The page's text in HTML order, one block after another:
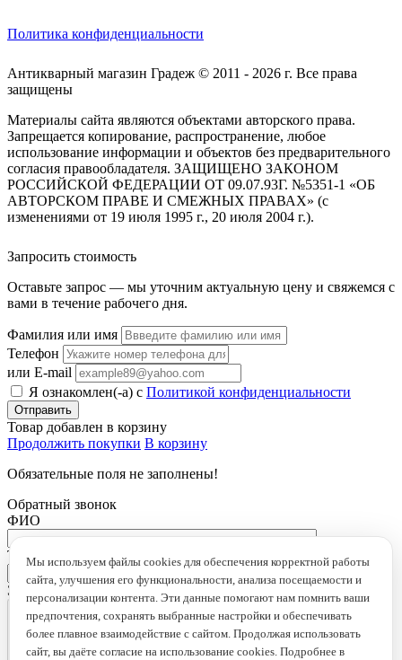
Политика конфиденциальности
Антикварный магазин Градеж © 2011 - 2026 г. Все права
защищены
Материалы сайта являются объектами авторского права.
Запрещается копирование, распространение, любое
использование информации и объектов без предварительного
согласия правообладателя. ЗАЩИЩЕНО ЗАКОНОМ
РОССИЙСКОЙ ФЕДЕРАЦИИ ОТ 09.07.93Г. №5351-1 «ОБ
АВТОРСКОМ ПРАВЕ И СМЕЖНЫХ ПРАВАХ» (с
изменениями от 19 июля 1995 г., 20 июля 2004 г.).
Мы используем файлы cookies для обеспечения корректной работы
сайта, улучшения его функциональности, анализа посещаемости и
персонализации контента. Эти данные помогают нам помнить ваши
предпочтения, сохранять выбранные настройки и обеспечивать
более плавное взаимодействие с сайтом. Продолжая использовать
сайт, вы даёте согласие на использование cookies. Подробнее в
Запросить стоимость
Оставьте запрос — мы уточним актуальную цену и свяжемся с
вами в течение рабочего дня.
Фамилия или имя
Телефон
или E-mail
Я ознакомлен(-а) с Политикой конфиденциальности
Товар добавлен в корзину
Продолжить покупки В корзину
Обязательные поля не заполнены!
Обратный звонок
ФИО
Телефон
Это поле обязательно для заполнения